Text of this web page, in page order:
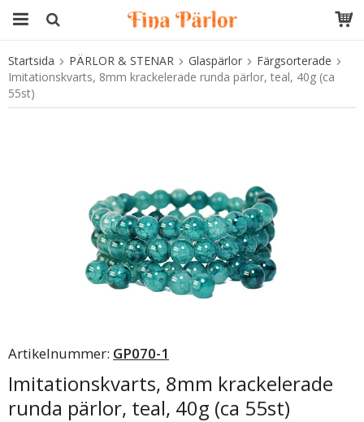
Produkten har blivit tillagd i varukorgen
Startsida PÄRLOR & STENAR Glaspärlor
Färgsorterade
Imitationskvarts, 8mm krackelerade runda pärlor, teal, 40g (ca
55st)
Artikelnummer: GP070-1
Imitationskvarts, 8mm krackelerade
runda pärlor, teal, 40g (ca 55st)